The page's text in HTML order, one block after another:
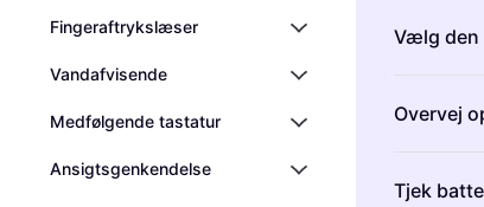
Fingeraftrykslæser
Vandafvisende
Medfølgende tastatur
Ansigtsgenkendelse
Vælg
de
omkring
er lette
Overvej
Tjek